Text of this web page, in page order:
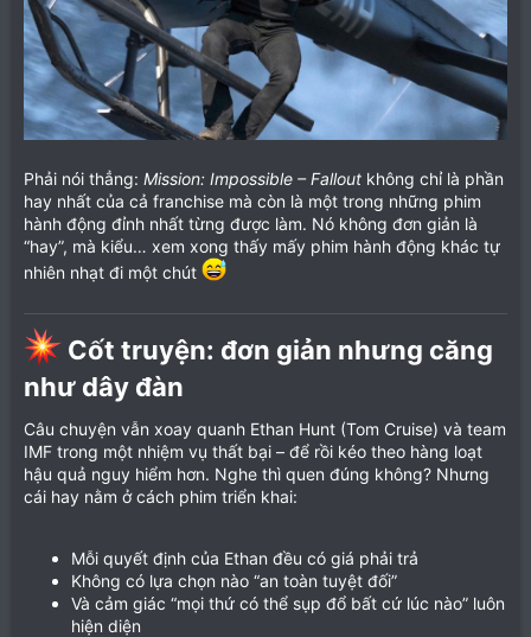
Phải nói thẳng: Mission: Impossible – Fallout không chỉ là phần
hay nhất của cả franchise mà còn là một trong những phim
hành động đỉnh nhất từng được làm. Nó không đơn giản là
“hay”, mà kiểu… xem xong thấy mấy phim hành động khác tự
nhiên nhạt đi một chút
Cốt truyện: đơn giản nhưng căng
như dây đàn​
Câu chuyện vẫn xoay quanh Ethan Hunt (Tom Cruise) và team
IMF trong một nhiệm vụ thất bại – để rồi kéo theo hàng loạt
hậu quả nguy hiểm hơn. Nghe thì quen đúng không? Nhưng
cái hay nằm ở cách phim triển khai:
Mỗi quyết định của Ethan đều có giá phải trả
Không có lựa chọn nào “an toàn tuyệt đối”
Và cảm giác “mọi thứ có thể sụp đổ bất cứ lúc nào” luôn
hiện diện